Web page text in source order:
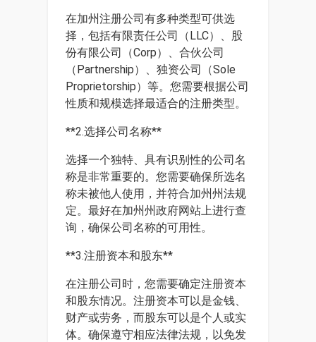
在加州注册公司有多种类型可供选
择，包括有限责任公司（LLC）、股
份有限公司（Corp）、合伙公司
（Partnership）、独资公司（Sole
Proprietorship）等。您需要根据公司
性质和规模选择最适合的注册类型。
**2.选择公司名称**
选择一个独特、具有识别性的公司名
称是非常重要的。您需要确保所选名
称未被他人使用，并符合加州州法规
定。最好在加州州政府网站上进行查
询，确保公司名称的可用性。
**3.注册资本和股东**
在注册公司时，您需要确定注册资本
和股东情况。注册资本可以是金钱、
财产或劳务，而股东可以是个人或实
体。确保遵守相应法律法规，以免发